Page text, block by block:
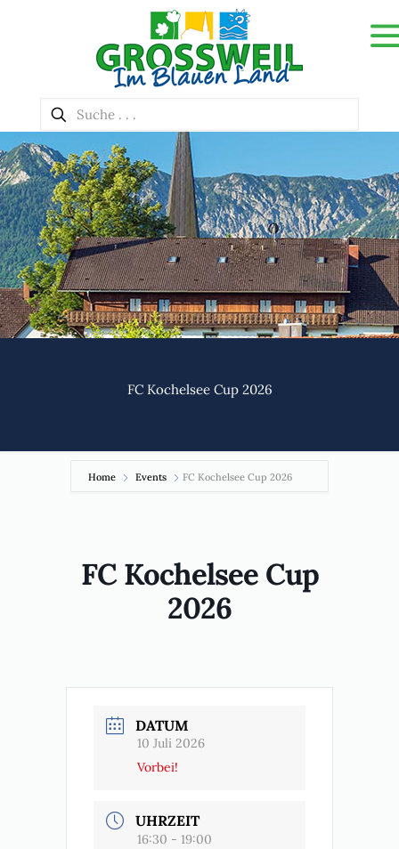
FC Kochelsee Cup 2026
Home Events FC Kochelsee Cup 2026
FC Kochelsee Cup
2026
DATUM
10 Juli 2026
Vorbei!
UHRZEIT
16:30 - 19:00